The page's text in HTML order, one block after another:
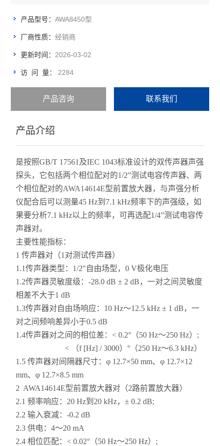
产品型号：AWA8450型
厂商性质：经销商
更新时间：2026-03-02
访 问 量：2284
产品咨询 联系我们
产品介绍
是按照GB/T 17561及IEC 1043标准设计的双传声器声强
探头，它包括两个相位配对的1/2”测试电容传声器、两
个相位配对的AWA14614E型前置放大器，与声强分析
仪配合后可以测量45 Hz到7.1 kHz频率下的声强级，如
果要分析7.1 kHz以上的频率，可再选配1/4”测试电容传
声器对。
主要性能指标：
1 传声器对（1对测试传声器）
1.1传声器类型：1/2″自由场型，0 V极化电压
1.2传声器灵敏度级：-28.0 dB ± 2 dB，一对之间灵敏度
相差不大于1 dB
1.3传声器对自由场响应：10 Hz～12.5 kHz ± 1 dB，一
对之间频响差异小于0.5 dB
1.4传声器对之间的相位差：< 0.2°（50 Hz～250 Hz）;
< （f [Hz] / 3000）°（250 Hz～6.3 kHz）
1.5 传声器对间隔器尺寸：φ 12.7×50 mm、φ 12.7×12
mm、φ 12.7×8.5 mm
2 AWA14614E型前置放大器对（2路前置放大器）
2.1 频率响应：20 Hz到20 kHz，± 0.2 dB;
2.2 输入衰减：-0.2 dB
2.3 供电：4～20 mA
2.4 相位匹配：< 0.02°（50 Hz～250 Hz）;